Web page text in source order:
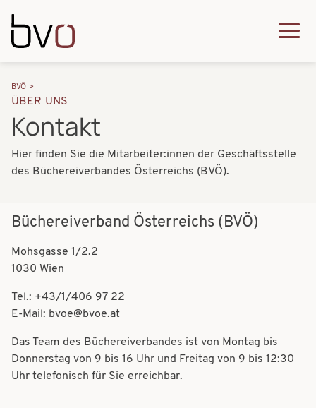
m
p
t
a
t
i
o
P
f
a
d
v
i
a
i
o
BVÖ
ÜBER UNS
Kontakt
Hier finden Sie die Mitarbeiter:innen der Geschäftsstelle
des Büchereiverbandes Österreichs (BVÖ).
Büchereiverband Österreichs (BVÖ)
Mohsgasse 1/2.2
1030 Wien
Tel.: +43/1/406 97 22
E-Mail: bvoe@bvoe.at
Das Team des Büchereiverbandes ist von Montag bis
Donnerstag von 9 bis 16 Uhr und Freitag von 9 bis 12:30
Uhr telefonisch für Sie erreichbar.